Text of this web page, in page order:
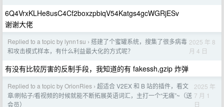
6Q4VrxKLHe8usC4Cf2boxzpbiqV54Katgs4gcWGRjESv
谢谢大佬
Replied to a topic by lynn1su › 搭建了个蜜罐系统，搜集了很多病毒
和攻击模式样本，有什么利益最大化的方式呢？
2025 年 8
月 4 日
有没有比较厉害的反制手段，我知道的有 fakessh,gzip 炸弹
Replied to a topic by OrionRies › 超适合 V2EX 和 B 站的插件，看文
章/刷帖子/看视频的时候就能不断拓展英语词汇，主打一个“无痛”~（送
会员）
2025 年
7 月 1
日